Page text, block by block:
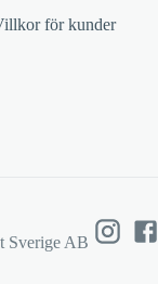
för kunder
Sverige AB